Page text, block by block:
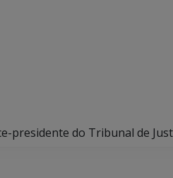
presidente do Tribunal de